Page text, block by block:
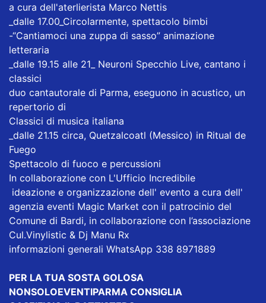
a cura dell'aterlierista Marco Nettis
_dalle 17.00_Circolarmente, spettacolo bimbi
-“Cantiamoci una zuppa di sasso” animazione
letteraria
_dalle 19.15 alle 21_ Neuroni Specchio Live, cantano i
classici
duo cantautorale di Parma, eseguono in acustico, un
repertorio di
Classici di musica italiana
_dalle 21.15 circa, Quetzalcoatl (Messico) in Ritual de
Fuego
Spettacolo di fuoco e percussioni
In collaborazione con L'Ufficio Incredibile
ideazione e organizzazione dell' evento a cura dell'
agenzia eventi Magic Market con il patrocinio del
Comune di Bardi, in collaborazione con l’associazione
Cul.Vinylistic & Dj Manu Rx
informazioni generali WhatsApp 338 8971889
PER LA TUA SOSTA GOLOSA
NONSOLOEVENTIPARMA CONSIGLIA